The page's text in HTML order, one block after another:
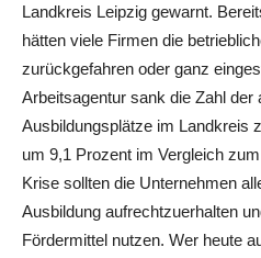
Landkreis Leipzig gewarnt.
hätten viele Firmen die
zurückgefahren oder ganz
Arbeitsagentur sank die Zahl der
Ausbildungsplätze im Landkreis
um 9,1 Prozent im Vergleich
Krise sollten die Unternehmen
Ausbildung aufrechtzuerhalten
Fördermittel nutzen. Wer heute